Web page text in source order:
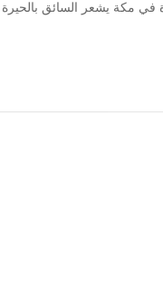
مكة يشعر السائق بالحيرة